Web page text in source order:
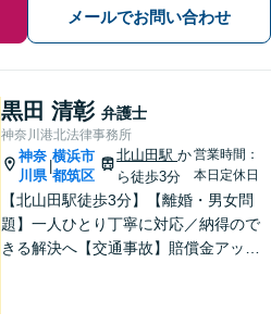
メールでお問い合わせ
黒田 清彰 弁護士
神奈川港北法律事務所
神奈
川県
横浜市
都筑区
北山田駅か
ら徒歩3分
営業時間：
本日定休日
【北山田駅徒歩3分】【離婚・男女問
題】一人ひとり丁寧に対応／納得ので
きる解決へ【交通事故】賠償金アップ